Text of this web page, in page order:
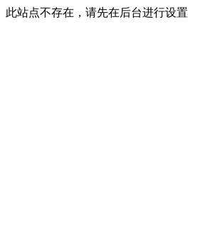
此站点不存在，请先在后台进行设置